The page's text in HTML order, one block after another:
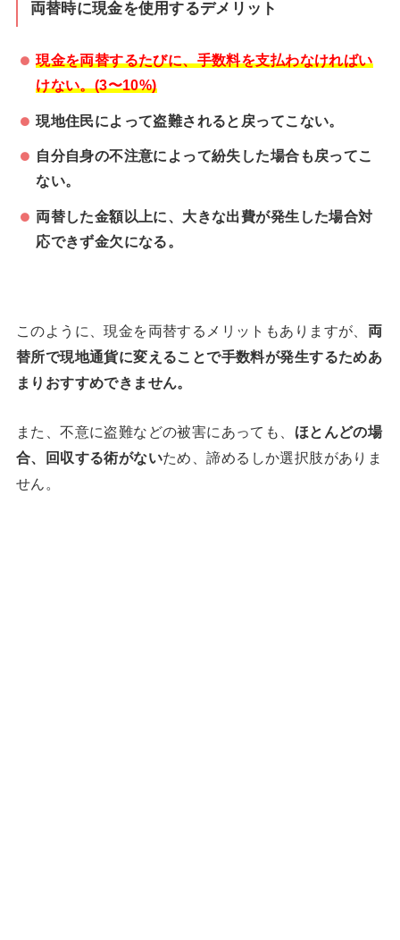
両替時に現金を使用するデメリット
現金を両替するたびに、手数料を支払わなければい
けない。(3〜10%)
現地住民によって盗難されると戻ってこない。
自分自身の不注意によって紛失した場合も戻ってこ
ない。
両替した金額以上に、大きな出費が発生した場合対
応できず金欠になる。
このように、現金を両替するメリットもありますが、 両
替所で現地通貨に変えることで手数料が発生するためあ
まりおすすめできません。
また、不意に盗難などの被害にあっても、 ほとんどの場
合、回収する術がないため、諦めるしか選択肢がありま
せん。